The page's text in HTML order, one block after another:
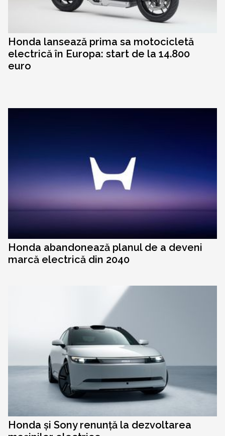
Honda lansează prima sa motocicletă
electrică în Europa: start de la 14.800
euro
Honda abandonează planul de a deveni
marcă electrică din 2040
Honda și Sony renunță la dezvoltarea